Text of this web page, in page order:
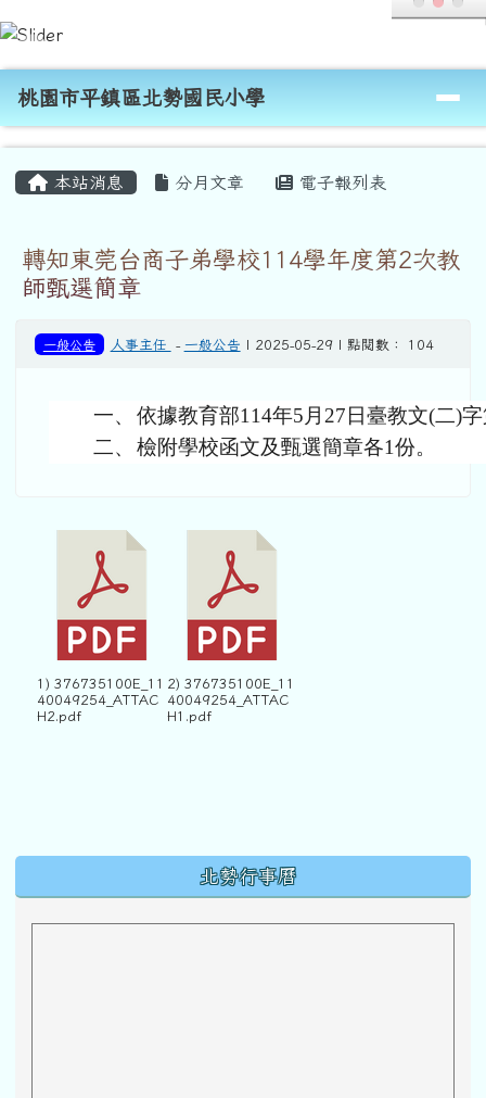
跳至主內容區
桃園市平鎮區北勢國民小學
導覽列
桃園市平鎮區北勢國民小學
本站消息 分月文章 電子報列表
轉知東莞台商子弟學校114學年度第2次教
師甄選簡章
一般公告 人事主任 - 一般公告 | 2025-05-29 | 點閱數： 104
一、 依據教育部114年5月27日臺教文(二)
二、 檢附學校函文及甄選簡章各1份。
1) 376735100E_11
40049254_ATTAC
H2.pdf
2) 376735100E_11
40049254_ATTAC
H1.pdf
北勢行事曆